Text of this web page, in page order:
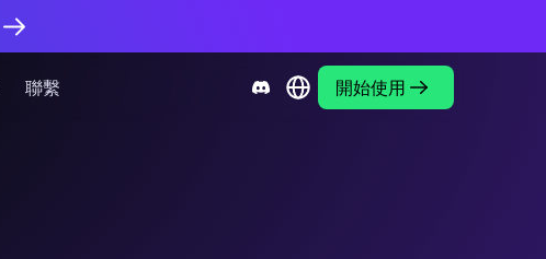
聯繫 開始使用